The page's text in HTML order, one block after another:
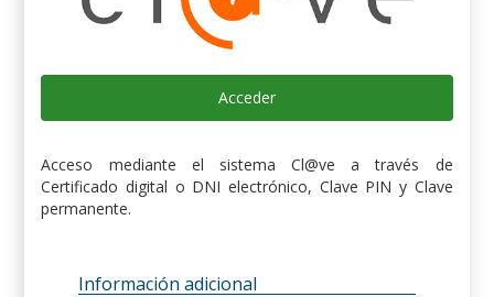
Acceder
Acceso mediante el sistema Cl@ve a través de
Certificado digital o DNI electrónico, Clave PIN y Clave
permanente.
Información adicional